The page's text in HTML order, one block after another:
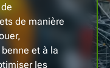
de manière
et à la
les